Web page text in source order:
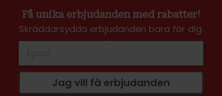
Få unika erbjudanden med rabatter!
Skräddarsydda erbjudanden bara för dig.
Jag vill få erbjudanden